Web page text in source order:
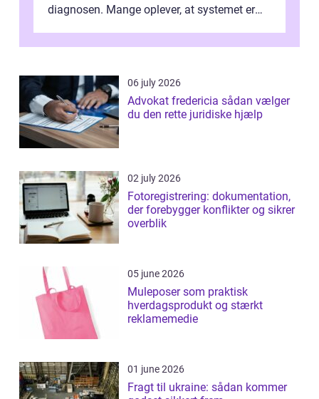
diagnosen. Mange oplever, at systemet er
06 july 2026
Advokat fredericia sådan vælger
du den rette juridiske hjælp
02 july 2026
Fotoregistrering: dokumentation,
der forebygger konflikter og sikrer
overblik
05 june 2026
Muleposer som praktisk
hverdagsprodukt og stærkt
reklamemedie
01 june 2026
Fragt til ukraine: sådan kommer